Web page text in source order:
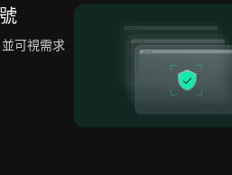
可視需求